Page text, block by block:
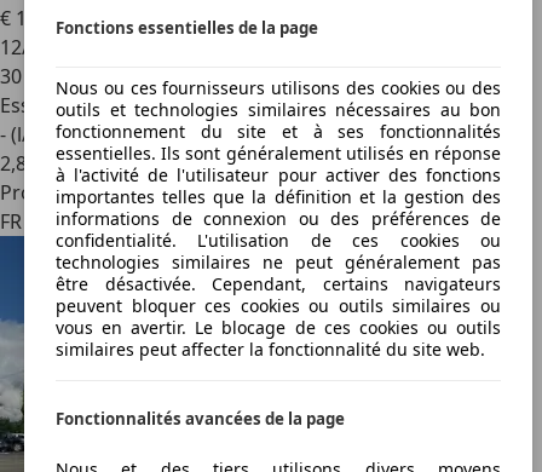
€ 19 990
12/2020
30 001 km
Essence
- (l/100 km)
2,8
Professionnel
FR 66270
Fonctions essentielles de la page
Nous ou ces fournisseurs utilisons des cookies ou des
outils et technologies similaires nécessaires au bon
fonctionnement du site et à ses fonctionnalités
essentielles. Ils sont généralement utilisés en réponse
à l'activité de l'utilisateur pour activer des fonctions
importantes telles que la définition et la gestion des
informations de connexion ou des préférences de
confidentialité. L'utilisation de ces cookies ou
technologies similaires ne peut généralement pas
être désactivée. Cependant, certains navigateurs
peuvent bloquer ces cookies ou outils similaires ou
vous en avertir. Le blocage de ces cookies ou outils
similaires peut affecter la fonctionnalité du site web.
Fonctionnalités avancées de la page